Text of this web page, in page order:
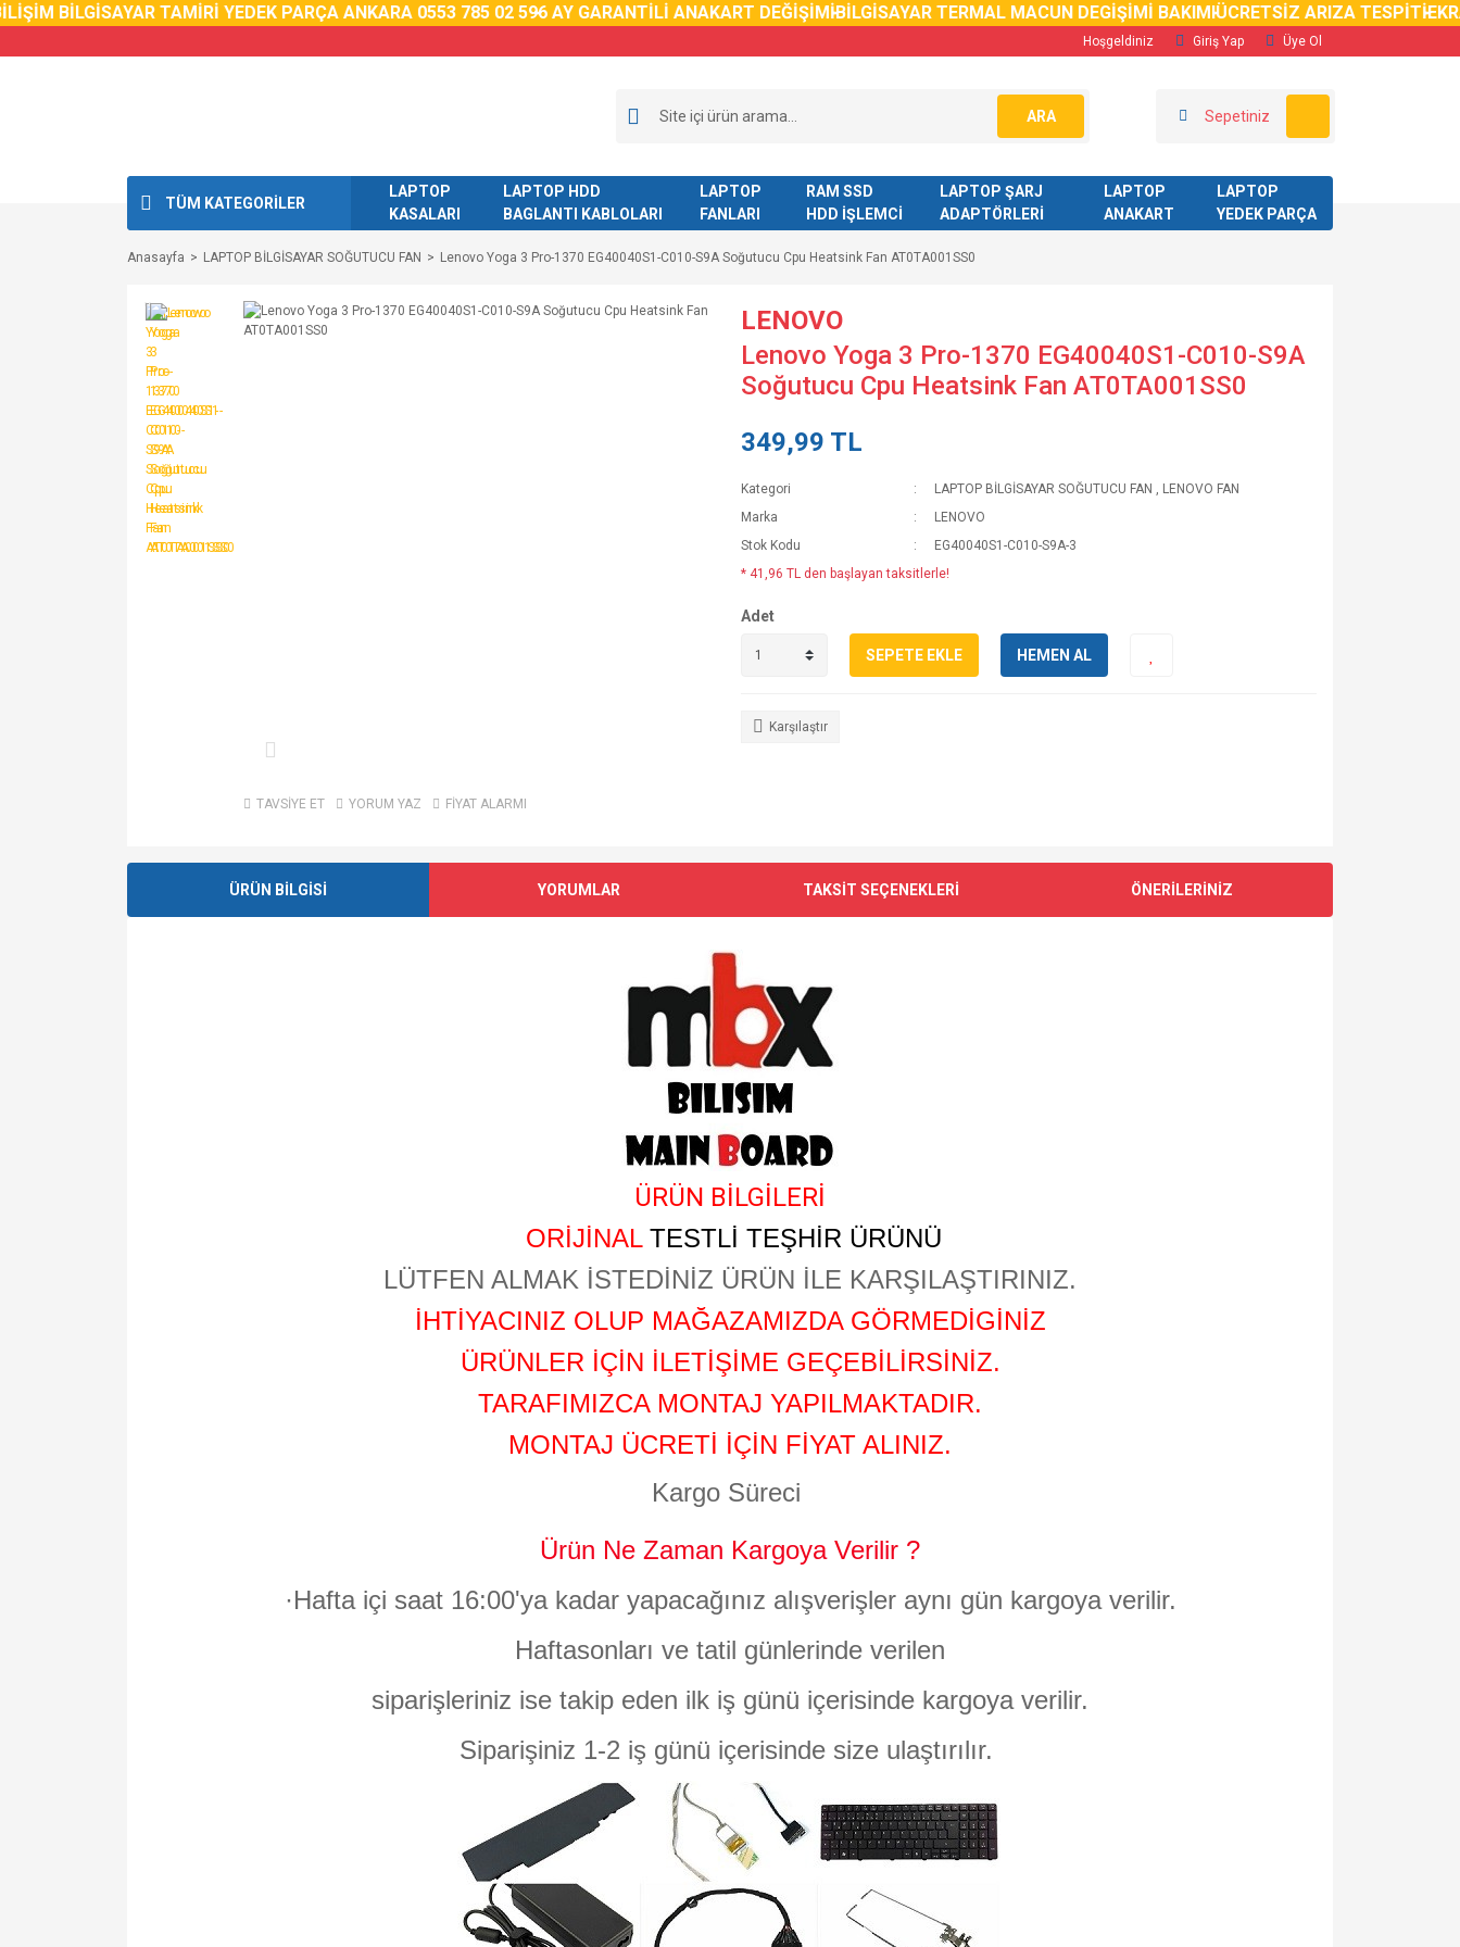
BİLGİSAYAR TAMİRİ YEDEK PARÇA ANKARA 0553 785 02 596 AY GARANTİLİ ANAKART DEĞİŞİMİBİLGİSAYAR TERMAL MACUN DEGİŞİMİ BAKIMIÜCRETSİZ ARIZA TESPİTİ
Hoşgeldiniz Giriş Yap Üye Ol
ARA Sepetiniz
TÜM KATEGORİLER
LAPTOP
KASALARI
LAPTOP HDD
BAGLANTI KABLOLARI
LAPTOP
FANLARI
RAM SSD
HDD İŞLEMCİ
LAPTOP ŞARJ
ADAPTÖRLERİ
LAPTOP
ANAKART
LAPTOP
YEDEK PARÇA
Anasayfa LAPTOP BİLGİSAYAR SOĞUTUCU FAN Lenovo Yoga 3 Pro-1370 EG40040S1-C010-S9A Soğutucu Cpu Heatsink Fan AT0TA001SS0
TAVSİYE ET YORUM YAZ FİYAT ALARMI
LENOVO
Lenovo Yoga 3 Pro-1370 EG40040S1-C010-S9A
Soğutucu Cpu Heatsink Fan AT0TA001SS0
349,99 TL
Kategori LAPTOP BİLGİSAYAR SOĞUTUCU FAN , LENOVO FAN
Marka
LENOVO
Stok Kodu
EG40040S1-C010-S9A-3
* 41,96 TL den başlayan taksitlerle!
Adet
SEPETE EKLE HEMEN AL
Karşılaştır
ÜRÜN BİLGİSİ YORUMLAR TAKSİT SEÇENEKLERİ ÖNERİLERİNİZ
ÜRÜN BİLGİLERİ
ORİJİNAL TESTLİ TEŞHİR ÜRÜNÜ
LÜTFEN ALMAK İSTEDİNİZ ÜRÜN İLE KARŞILAŞTIRINIZ.
İHTİYACINIZ OLUP MAĞAZAMIZDA GÖRMEDİGİNİZ
ÜRÜNLER İÇİN İLETİŞİME GEÇEBİLİRSİNİZ.
TARAFIMIZCA MONTAJ YAPILMAKTADIR.
MONTAJ ÜCRETİ İÇİN FİYAT ALINIZ.
Kargo Süreci
Ürün Ne Zaman Kargoya Verilir ?
·Hafta içi saat 16:00'ya kadar yapacağınız alışverişler aynı gün kargoya verilir.
Haftasonları ve tatil günlerinde verilen
siparişleriniz ise takip eden ilk iş günü içerisinde kargoya verilir.
Siparişiniz 1-2 iş günü içerisinde size ulaştırılır.